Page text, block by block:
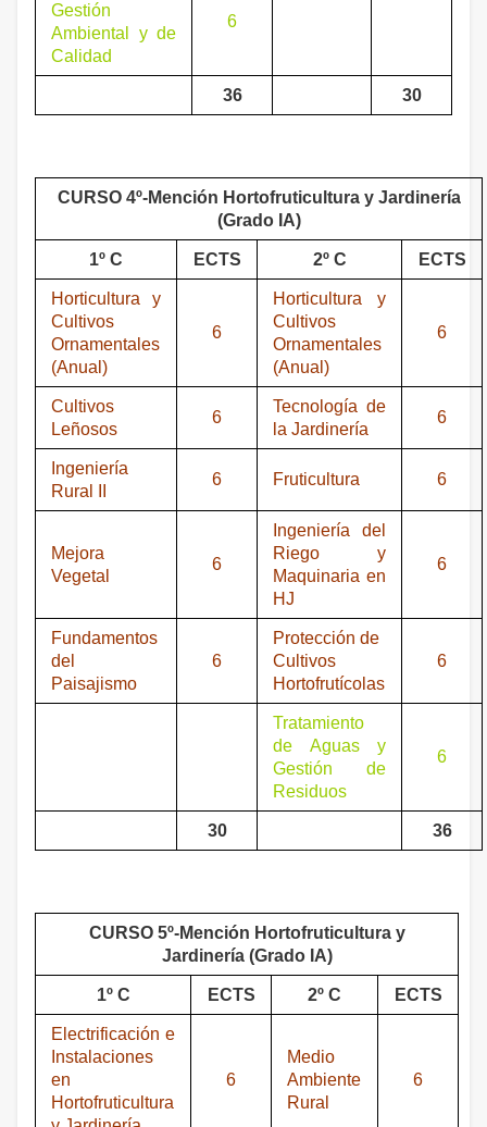
Gestión
Ambiental y de
Calidad
6
36 30
CURSO 4º-Mención Hortofruticultura y Jardinería
(Grado IA)
1º C ECTS 2º C ECTS
Horticultura y
Cultivos
Ornamentales
(Anual)
6
Horticultura y
Cultivos
Ornamentales
(Anual)
6
Cultivos
Leñosos
6
Tecnología de
la Jardinería
6
Ingeniería
Rural II
6 Fruticultura 6
Mejora
Vegetal
6
Ingeniería del
Riego y
Maquinaria en
HJ
6
Fundamentos
del
Paisajismo
6
Protección de
Cultivos
Hortofrutícolas
6
Tratamiento
de Aguas y
Gestión de
Residuos
6
30 36
CURSO 5º-Mención Hortofruticultura y
Jardinería (Grado IA)
1º C ECTS 2º C ECTS
Electrificación e
Instalaciones
en
Hortofruticultura
6
Medio
Ambiente
Rural
6